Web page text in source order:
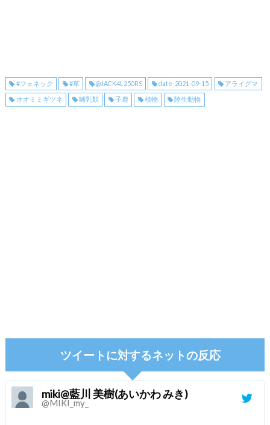
#フェネック #草 @JACK4L250RS date_2021-09-15 アライグマ
オオミミギツネ 哺乳類 子鹿 植物 陸生動物
ツイートに対するネットの反応
miki@藍川 美樹(あいかわ みき)
@MIKI_my_